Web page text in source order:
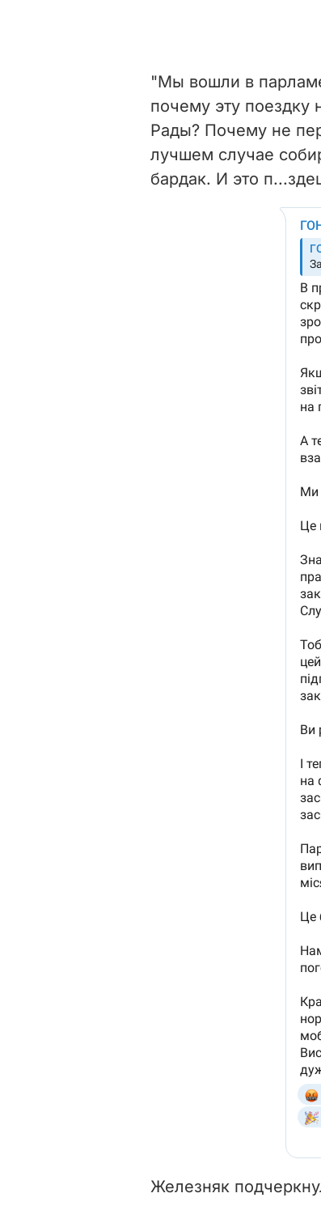
"Мы вошли в
почему эту поездку
Рады? Почему не
лучшем случае
бардак. И это
Железняк